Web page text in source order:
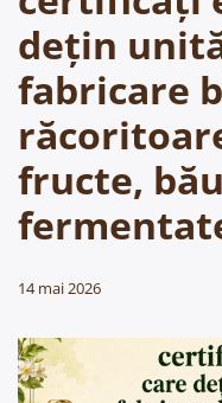
dețin
fabricare
fructe,
14 mai 2026